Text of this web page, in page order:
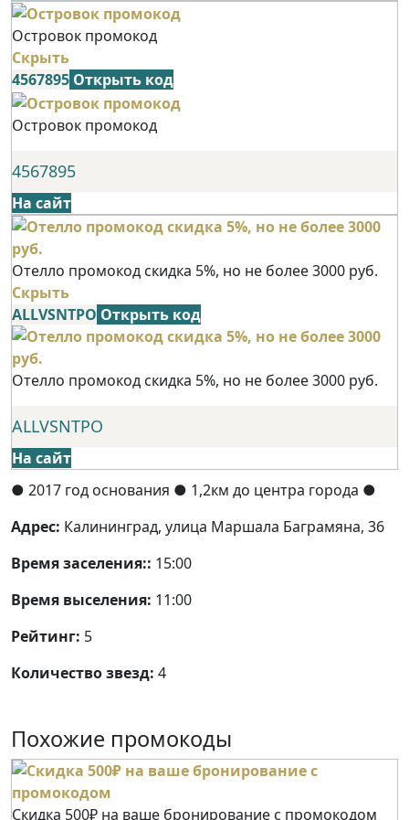
Островок промокод
Скрыть
4567895 Открыть код
Островок промокод
4567895
На сайт
Отелло промокод скидка 5%, но не более 3000 руб.
Скрыть
ALLVSNTPO Открыть код
Отелло промокод скидка 5%, но не более 3000 руб.
ALLVSNTPO
На сайт
● 2017 год основания ● 1,2км до центра города ●
Адрес: Калининград, улица Маршала Баграмяна, 36
Время заселения:: 15:00
Время выселения: 11:00
Рейтинг: 5
Количество звезд: 4
Похожие промокоды
Скидка 500₽ на ваше бронирование с промокодом